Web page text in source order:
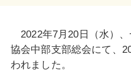
2022年7月20日（水）
協会中部支部総会にて、
われました。